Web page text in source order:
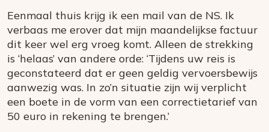
Eenmaal thuis krijg ik een mail van de NS. Ik
verbaas me erover dat mijn maandelijkse factuur
dit keer wel erg vroeg komt. Alleen de strekking
is ‘helaas’ van andere orde: ‘Tijdens uw reis is
geconstateerd dat er geen geldig vervoersbewijs
aanwezig was. In zo’n situatie zijn wij verplicht
een boete in de vorm van een correctietarief van
50 euro in rekening te brengen.’